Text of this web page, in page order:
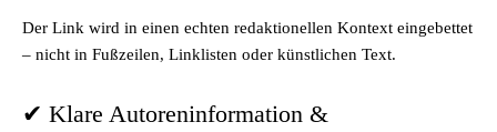
Der Link wird in einen echten redaktionellen Kontext eingebettet
– nicht in Fußzeilen, Linklisten oder künstlichen Text.
✔ Klare Autoreninformation &